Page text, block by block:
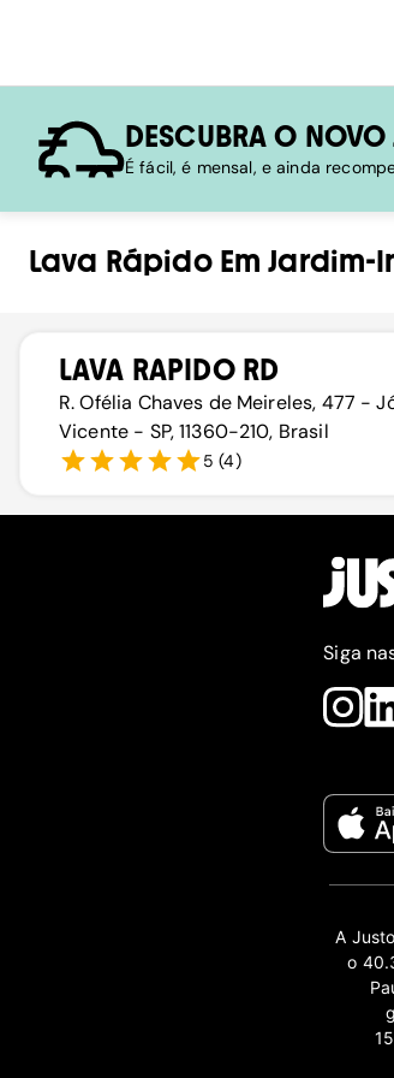
DESCUBRA O NOVO
É fácil, é mensal, e ainda
Lava RápidoEmJardim-
LAVA RAPIDO RD
R. Ofélia Chaves de Meireles, 477 -
Vicente - SP, 11360-210, Brasil
5 (4)
Siga
A
o